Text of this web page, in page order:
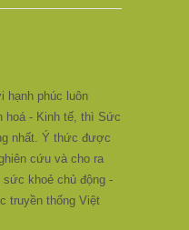
hạnh phúc luôn
hoá - Kinh tế, thì Sức
nhất. Ý thức được
cứu và cho ra
khoẻ chủ động -
truyền thống Việt